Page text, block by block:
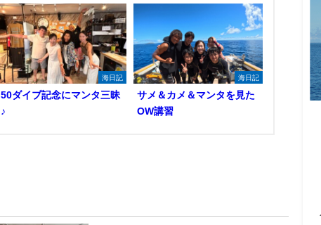
海日記
50ダイブ記念にマンタ三昧
♪
海日記
サメ＆カメ＆マンタを見た
OW講習